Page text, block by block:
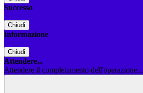
Successo
Chiudi
Informazione
Chiudi
Attendere...
Attendere il completamento dell'operazione...